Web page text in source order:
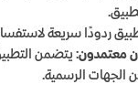
ردودًا سريعة
معتمدون: يتضمن
الجهات الرسمية.